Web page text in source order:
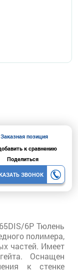
Заказная позиция
к сравнению
Поделиться
ЗВОНОК
6P Тюлень
полимера,
частей. Имеет
Оснащен
к стенке